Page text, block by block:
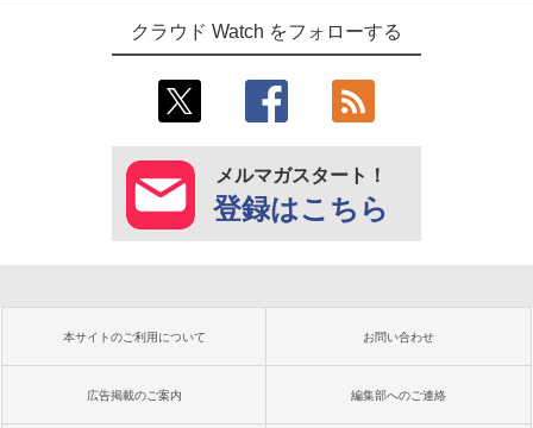
クラウド Watch をフォローする
メルマガスタート！
登録はこちら
本サイトのご利用について お問い合わせ
広告掲載のご案内 編集部へのご連絡